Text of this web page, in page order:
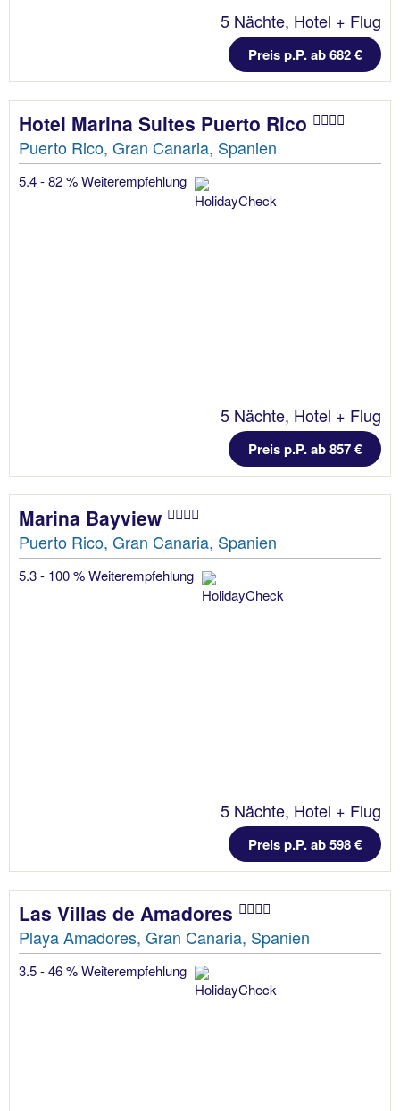
5 Nächte, Hotel + Flug
Preis p.P. ab 682 €
Hotel Marina Suites Puerto Rico
Puerto Rico, Gran Canaria, Spanien
5.4 - 82 % Weiterempfehlung
5 Nächte, Hotel + Flug
Preis p.P. ab 857 €
Marina Bayview
Puerto Rico, Gran Canaria, Spanien
5.3 - 100 % Weiterempfehlung
5 Nächte, Hotel + Flug
Preis p.P. ab 598 €
Las Villas de Amadores
Playa Amadores, Gran Canaria, Spanien
3.5 - 46 % Weiterempfehlung